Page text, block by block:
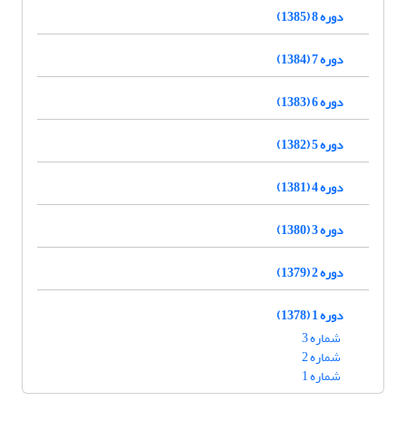
دوره 8 (1385)
دوره 7 (1384)
دوره 6 (1383)
دوره 5 (1382)
دوره 4 (1381)
دوره 3 (1380)
دوره 2 (1379)
دوره 1 (1378)
شماره 3
شماره 2
شماره 1